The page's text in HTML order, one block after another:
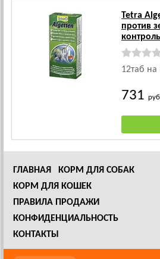
Tetra
против
12таб на
731
ГЛАВНАЯ
КОРМ ДЛЯ СОБАК
КОРМ ДЛЯ КОШЕК
ПРАВИЛА ПРОДАЖИ
КОНФИДЕНЦИАЛЬНОСТЬ
КОНТАКТЫ